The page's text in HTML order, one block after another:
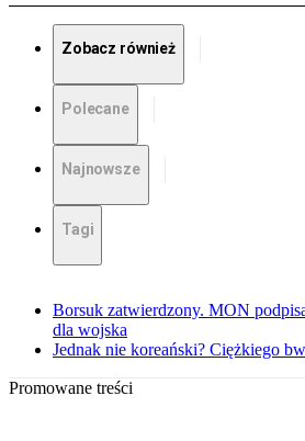
Zobacz również
Polecane
Najnowsze
Tagi
Borsuk zatwierdzony. MON
dla wojska
Jednak nie koreański? Ciężkiego
Promowane treści